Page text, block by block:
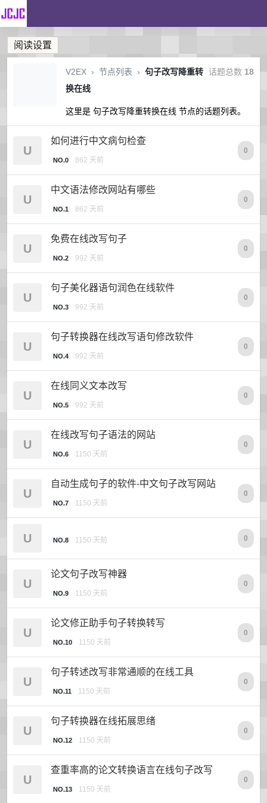
阅读设置
话题总数 18
V2EX › 节点列表 › 句子改写降重转
换在线
这里是 句子改写降重转换在线 节点的话题列表。
U
如何进行中文病句检查
NO.0 862 天前
0
U
中文语法修改网站有哪些
NO.1 862 天前
0
U
免费在线改写句子
NO.2 992 天前
0
U
句子美化器语句润色在线软件
NO.3 992 天前
0
U
句子转换器在线改写语句修改软件
NO.4 992 天前
0
U
在线同义文本改写
NO.5 992 天前
0
U
在线改写句子语法的网站
NO.6 1150 天前
0
U
自动生成句子的软件-中文句子改写网站
NO.7 1150 天前
0
U NO.8 1150 天前 0
U
论文句子改写神器
NO.9 1150 天前
0
U
论文修正助手句子转换转写
NO.10 1150 天前
0
U
句子转述改写非常通顺的在线工具
NO.11 1150 天前
0
U
句子转换器在线拓展思绪
NO.12 1150 天前
0
U
查重率高的论文转换语言在线句子改写
NO.13 1150 天前
0